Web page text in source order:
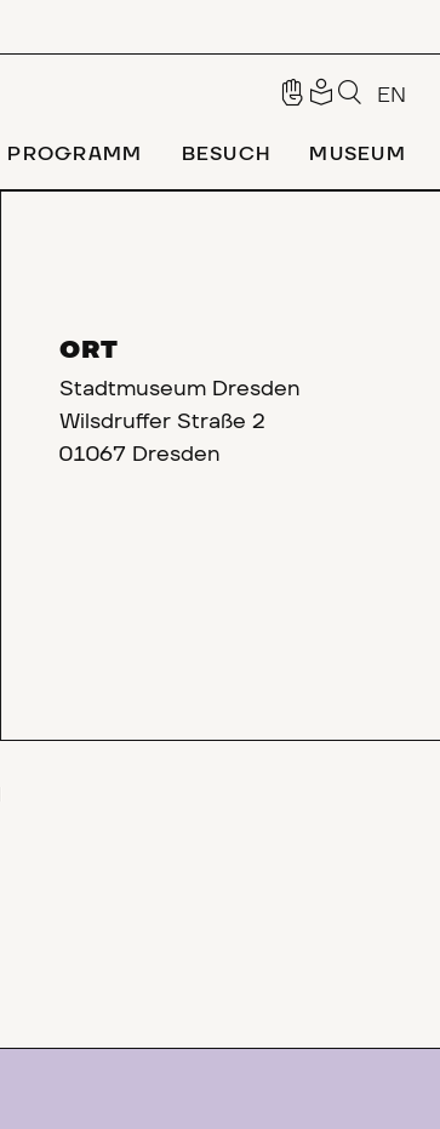
EN
PROGRAMM BESUCH MUSEUM
ORT
Stadtmuseum Dresden
Wilsdruffer Straße 2
01067 Dresden